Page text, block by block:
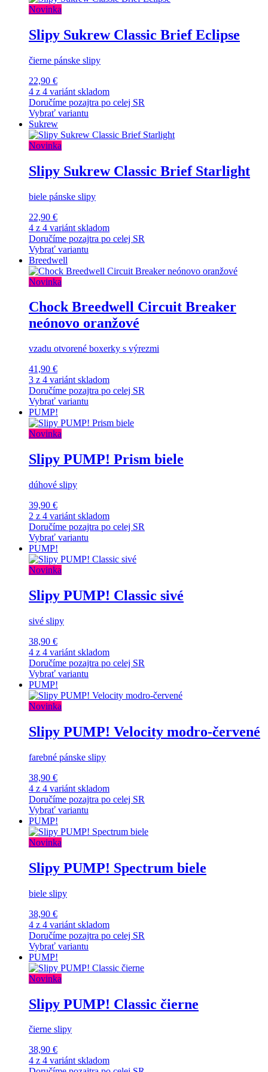
Novinka
Slipy Sukrew Classic Brief Eclipse
čierne pánske slipy
22,90 €
4 z 4 variánt skladom
Doručíme pozajtra po celej SR
Vybrať variantu
Sukrew
Novinka
Slipy Sukrew Classic Brief Starlight
biele pánske slipy
22,90 €
4 z 4 variánt skladom
Doručíme pozajtra po celej SR
Vybrať variantu
Breedwell
Novinka
Chock Breedwell Circuit Breaker
neónovo oranžové
vzadu otvorené boxerky s výrezmi
41,90 €
3 z 4 variánt skladom
Doručíme pozajtra po celej SR
Vybrať variantu
PUMP!
Novinka
Slipy PUMP! Prism biele
dúhové slipy
39,90 €
2 z 4 variánt skladom
Doručíme pozajtra po celej SR
Vybrať variantu
PUMP!
Novinka
Slipy PUMP! Classic sivé
sivé slipy
38,90 €
4 z 4 variánt skladom
Doručíme pozajtra po celej SR
Vybrať variantu
PUMP!
Novinka
Slipy PUMP! Velocity modro-červené
farebné pánske slipy
38,90 €
4 z 4 variánt skladom
Doručíme pozajtra po celej SR
Vybrať variantu
PUMP!
Novinka
Slipy PUMP! Spectrum biele
biele slipy
38,90 €
4 z 4 variánt skladom
Doručíme pozajtra po celej SR
Vybrať variantu
PUMP!
Novinka
Slipy PUMP! Classic čierne
čierne slipy
38,90 €
4 z 4 variánt skladom